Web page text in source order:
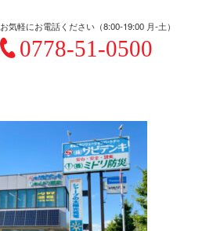
お気軽にお電話ください（8:00-19:00 月-土）